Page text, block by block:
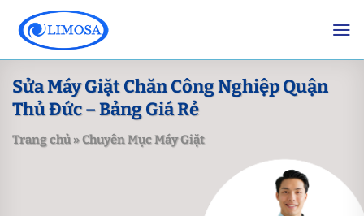
content
Sửa Máy Giặt Chăn Công Nghiệp Quận
Thủ Đức – Bảng Giá Rẻ
Trang chủ»Chuyên Mục Máy Giặt